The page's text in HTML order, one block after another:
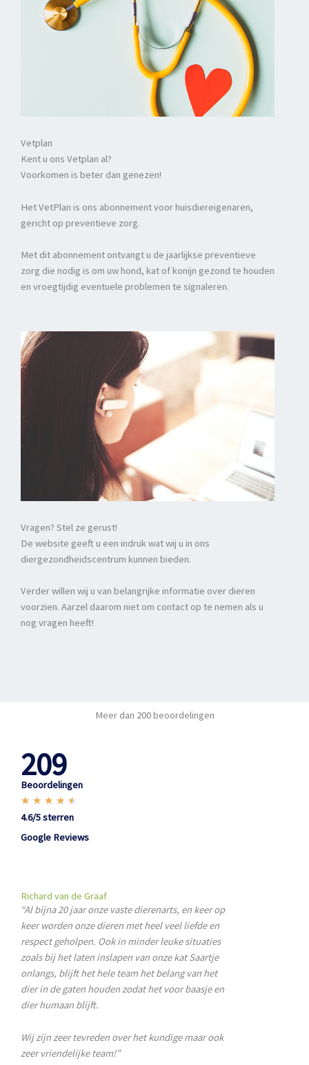
Vetplan
Kent u ons Vetplan al?
Voorkomen is beter dan genezen!
Het VetPlan is ons abonnement voor huisdiereigenaren,
gericht op preventieve zorg.
Met dit abonnement ontvangt u de jaarlijkse preventieve
zorg die nodig is om uw hond, kat of konijn gezond te houden
en vroegtijdig eventuele problemen te signaleren.
Vragen? Stel ze gerust!
De website geeft u een indruk wat wij u in ons
diergezondheidscentrum kunnen bieden.
Verder willen wij u van belangrijke informatie over dieren
voorzien. Aarzel daarom niet om contact op te nemen als u
nog vragen heeft!
Meer dan 200 beoordelingen
209
Beoordelingen
★ ★ ★ ★ ★
r
i
n
g
4
.
5
v
n
5
4.6/5 sterren
Google Reviews
Richard van de Graaf
“Al bijna 20 jaar onze vaste dierenarts, en keer op
keer worden onze dieren met heel veel liefde en
respect geholpen. Ook in minder leuke situaties
zoals bij het laten inslapen van onze kat Saartje
onlangs, blijft het hele team het belang van het
dier in de gaten houden zodat het voor baasje en
dier humaan blijft.
Wij zijn zeer tevreden over het kundige maar ook
zeer vriendelijke team!”